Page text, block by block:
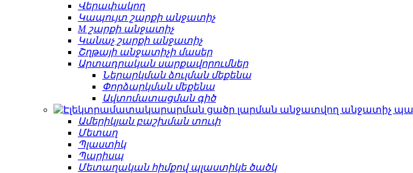
Վերափակող
Կապույտ շարքի անջատիչ
M շարքի անջատիչ
Կանաչ շարքի անջատիչ
Շղթայի անջատիչի մասեր
Արտադրական սարքավորումներ
Ներարկման ձուլման մեքենա
Փորձարկման մեքենա
Ավտոմատացման գիծ
Ամերիկյան բաշխման տուփ
Մետաղ
Պլաստիկ
Պարիսպ
Մետաղական հիմքով պլաստիկե ծածկ